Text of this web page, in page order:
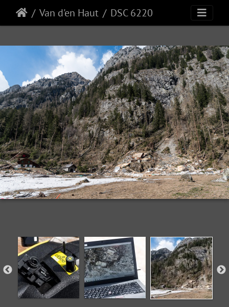
Van d'en Haut DSC 6220